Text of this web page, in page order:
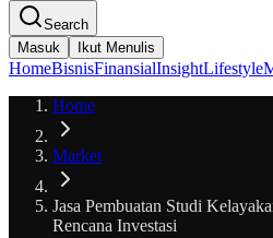
Search
Masuk
Ikut Menulis
HomeBisnisFinansialInsightLifestyle
Home
Market
Jasa Pembuatan Studi
Rencana Investasi